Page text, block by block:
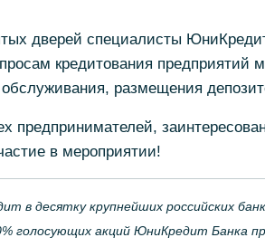
дверей специалисты
кредитования предприятий
обслуживания, размещения
предпринимателей,
в мероприятии!
в десятку крупнейших российских
голосующих акций ЮниКредит Банка